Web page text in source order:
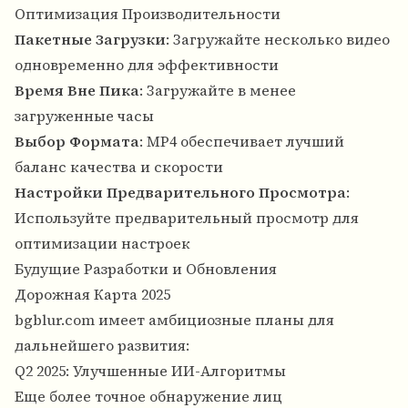
Оптимизация Производительности
Пакетные Загрузки: Загружайте несколько видео
одновременно для эффективности
Время Вне Пика: Загружайте в менее
загруженные часы
Выбор Формата: MP4 обеспечивает лучший
баланс качества и скорости
Настройки Предварительного Просмотра:
Используйте предварительный просмотр для
оптимизации настроек
Будущие Разработки и Обновления
Дорожная Карта 2025
bgblur.com имеет амбициозные планы для
дальнейшего развития:
Q2 2025: Улучшенные ИИ-Алгоритмы
Еще более точное обнаружение лиц